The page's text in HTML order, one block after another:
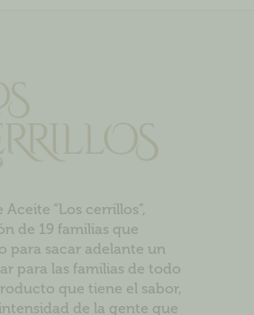
“Los cerrillos”,
de 19 familias que
para sacar adelante un
para las familias de todo
que tiene el sabor,
de la gente que